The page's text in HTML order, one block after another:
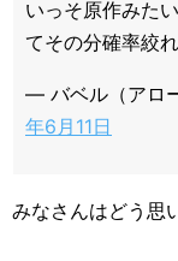
いっそ原作みた
てその分確率絞
— バベル（アロ
年6月11日
みなさんはどう思